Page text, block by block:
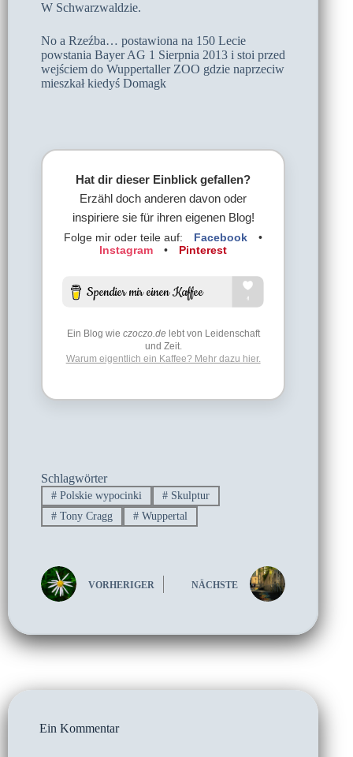
W Schwarzwaldzie.
No a Rzeźba… postawiona na 150 Lecie
powstania Bayer AG 1 Sierpnia 2013 i stoi przed
wejściem do Wuppertaller ZOO gdzie naprzeciw
mieszkał kiedyś Domagk
Hat dir dieser Einblick gefallen?
Erzähl doch anderen davon oder
inspiriere sie für ihren eigenen Blog!
Folge mir oder teile auf: Facebook
•
Instagram
• Pinterest
Ein Blog wie czoczo.delebt von Leidenschaft
und Zeit.
Warum eigentlich ein Kaffee? Mehr dazu hier.
Schlagwörter
#Polskie wypocinki #Skulptur
#Tony Cragg #Wuppertal
VORHERIGER NÄCHSTE
Ein Kommentar